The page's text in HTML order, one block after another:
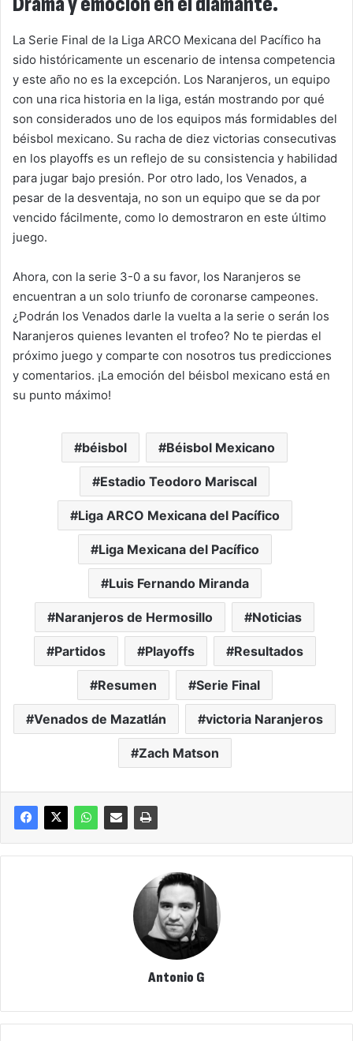
La Serie Final de la Liga ARCO Mexicana del Pacífico ha
sido históricamente un escenario de intensa competencia
y este año no es la excepción. Los Naranjeros, un equipo
con una rica historia en la liga, están mostrando por qué
son considerados uno de los equipos más formidables del
béisbol mexicano. Su racha de diez victorias consecutivas
en los playoffs es un reflejo de su consistencia y habilidad
para jugar bajo presión. Por otro lado, los Venados, a
pesar de la desventaja, no son un equipo que se da por
vencido fácilmente, como lo demostraron en este último
juego.
Ahora, con la serie 3-0 a su favor, los Naranjeros se
encuentran a un solo triunfo de coronarse campeones.
¿Podrán los Venados darle la vuelta a la serie o serán los
Naranjeros quienes levanten el trofeo? No te pierdas el
próximo juego y comparte con nosotros tus predicciones
y comentarios. ¡La emoción del béisbol mexicano está en
su punto máximo!
béisbol Béisbol Mexicano
Estadio Teodoro Mariscal
Liga ARCO Mexicana del Pacífico
Liga Mexicana del Pacífico
Luis Fernando Miranda
Naranjeros de Hermosillo Noticias
Partidos Playoffs Resultados
Resumen Serie Final
Venados de Mazatlán victoria Naranjeros
Zach Matson
Antonio G